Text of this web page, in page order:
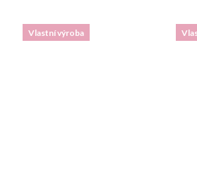
Vlastní výroba